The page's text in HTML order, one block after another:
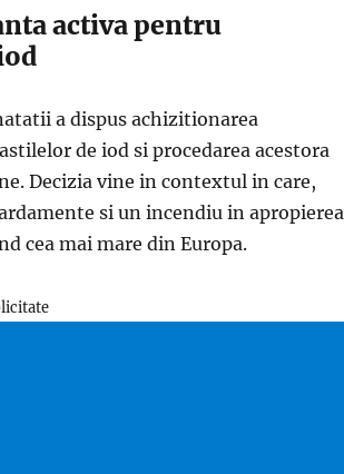
activa pentru
a dispus achizitionarea
de iod si procedarea acestora
Decizia vine in contextul in care,
si un incendiu in apropierea
cea mai mare din Europa.